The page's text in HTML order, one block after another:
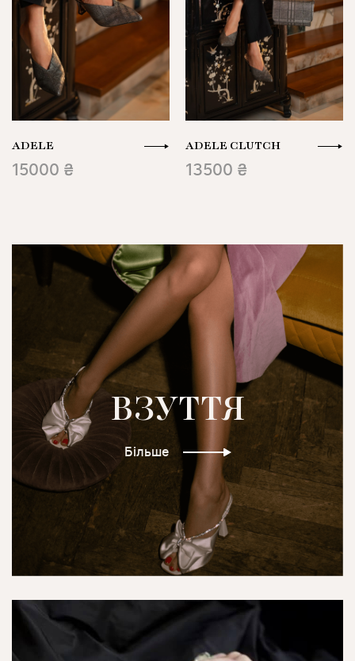
ADELE
15000 ₴
ADELE CLUTCH
13500 ₴
ВЗУТТЯ
Більше